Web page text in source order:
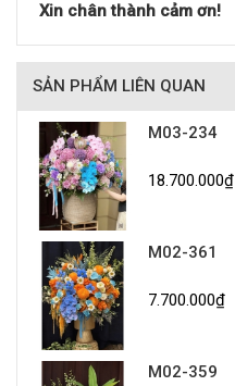
Xin chân thành cảm ơn!
SẢN PHẨM LIÊN QUAN
M03-234
18.700.000₫
M02-361
7.700.000₫
M02-359